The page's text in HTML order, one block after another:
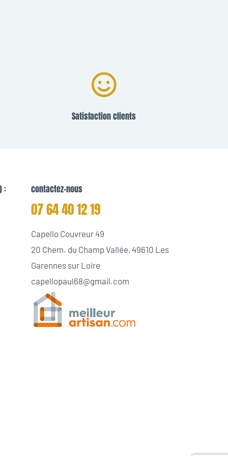
Satisfaction clients
: contactez-nous
07 64 40 12 19
Capello Couvreur 49
20 Chem. du Champ Vallée, 49610 Les
Garennes sur Loire
capellopaul68@gmail.com